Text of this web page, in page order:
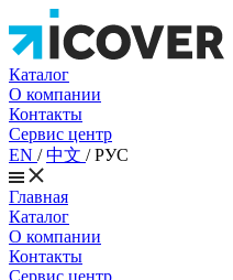
Каталог
О компании
Контакты
Сервис центр
EN /中文 /РУС
Главная
Каталог
О компании
Контакты
Сервис центр